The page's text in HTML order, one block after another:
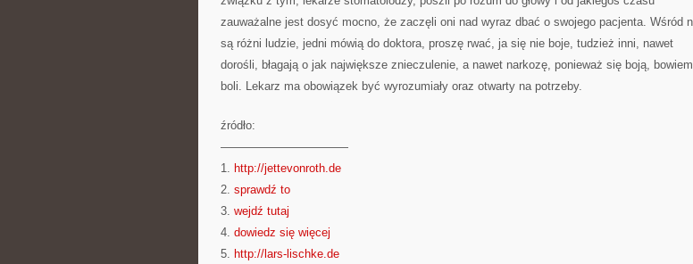
zauważalne jest dosyć mocno, że zaczęli oni nad wyraz dbać o swojego pacjenta. Wśród
są różni ludzie, jedni mówią do doktora, proszę rwać, ja się nie boje, tudzież inni, nawet
dorośli, błagają o jak największe znieczulenie, a nawet narkozę, ponieważ się boją, bowiem
boli. Lekarz ma obowiązek być wyrozumiały oraz otwarty na potrzeby.
źródło:
———————————
1. http://jettevonroth.de
2. sprawdź to
3. wejdź tutaj
4. dowiedz się więcej
5. http://lars-lischke.de